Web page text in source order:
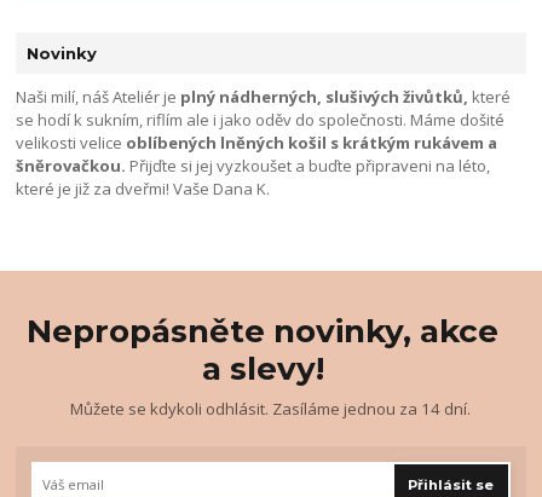
Novinky
Naši milí, náš Ateliér je plný nádherných, slušivých živůtků, které
se hodí k sukním, riflím ale i jako oděv do společnosti. Máme došité
velikosti velice oblíbených lněných košil s krátkým rukávem a
šněrovačkou. Přijďte si jej vyzkoušet a buďte připraveni na léto,
které je již za dveřmi! Vaše Dana K.
Nepropásněte novinky, akce
a slevy!
Můžete se kdykoli odhlásit. Zasíláme jednou za 14 dní.
Přihlásit se